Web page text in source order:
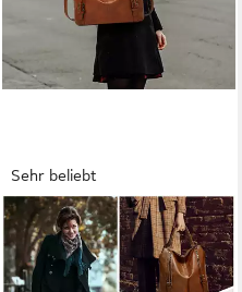
Sehr beliebt
TAN.TOMI
Handtasche Damen
Schultertasche Groß Shopper